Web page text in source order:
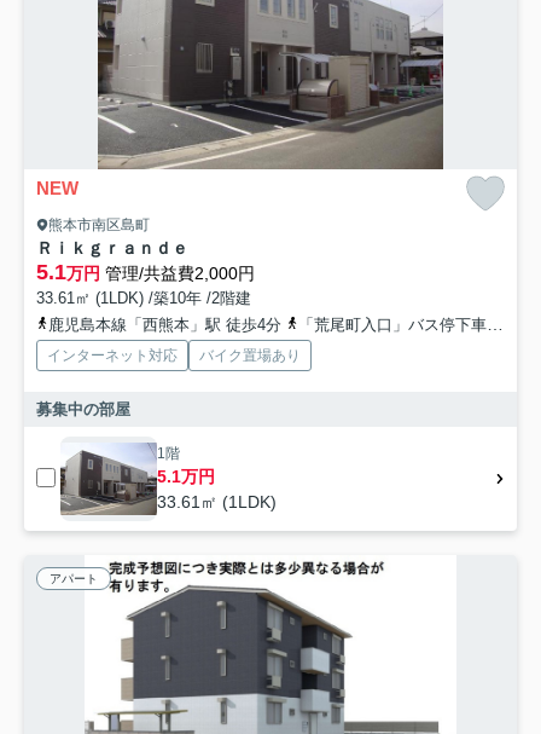
NEW
熊本市南区島町
Ｒｉｋｇｒａｎｄｅ
5.1万円 管理/共益費2,000円
33.61㎡ (1LDK) /築10年 /2階建
鹿児島本線「西熊本」駅 徒歩4分
「荒尾町入口」バス停下車 徒歩4分
インターネット対応 バイク置場あり
募集中の部屋
1階
5.1万円
33.61㎡ (1LDK)
アパート